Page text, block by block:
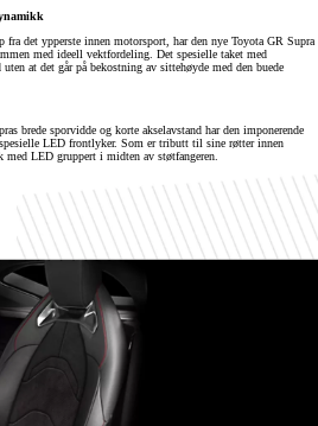
fra det ypperste innen motorsport, har den nye Toyota GR Supra
med ideell vektfordeling. Det spesielle taket med
at det går på bekostning av sittehøyde med den buede
brede sporvidde og korte akselavstand har den imponerende
LED frontlyker. Som er tributt til sine røtter innen
med LED gruppert i midten av støtfangeren.